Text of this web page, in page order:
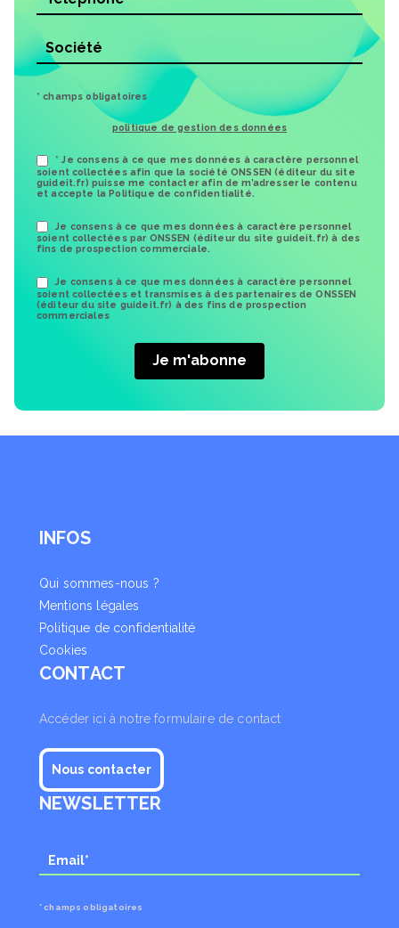
* champs obligatoires
politique de gestion des données
* Je consens à ce que mes données à caractère personnel
soient collectées afin que la société ONSSEN (éditeur du site
guideit.fr) puisse me contacter afin de m’adresser le contenu
et accepte la Politique de confidentialité.
Je consens à ce que mes données à caractère personnel
soient collectées par ONSSEN (éditeur du site guideit.fr) à des
fins de prospection commerciale.
Je consens à ce que mes données à caractère personnel
soient collectées et transmises à des partenaires de ONSSEN
(éditeur du site guideit.fr) à des fins de prospection
commerciales
INFOS
Qui sommes-nous ?
Mentions légales
Politique de confidentialité
Cookies
CONTACT
Accéder ici à notre formulaire de contact
Nous contacter
NEWSLETTER
* champs obligatoires